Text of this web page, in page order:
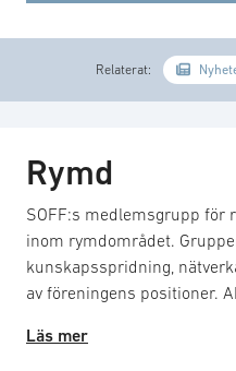
Relaterat:
Rymd
SOFF:s medlemsgrupp för
inom rymdområdet.
kunskapsspridning,
av föreningens positioner.
rundabordssamtal. En
Läs mer